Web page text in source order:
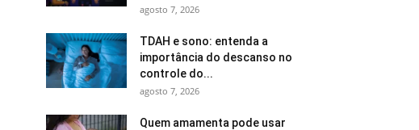
agosto 7, 2026
TDAH e sono: entenda a
importância do descanso no
controle do...
agosto 7, 2026
Quem amamenta pode usar